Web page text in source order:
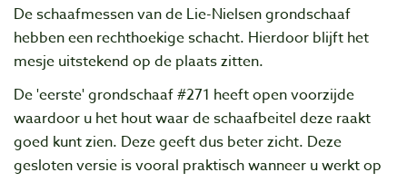
De schaafmessen van de Lie-Nielsen grondschaaf
hebben een rechthoekige schacht. Hierdoor blijft het
mesje uitstekend op de plaats zitten.
De 'eerste' grondschaaf #271 heeft open voorzijde
waardoor u het hout waar de schaafbeitel deze raakt
goed kunt zien. Deze geeft dus beter zicht. Deze
gesloten versie is vooral praktisch wanneer u werkt op